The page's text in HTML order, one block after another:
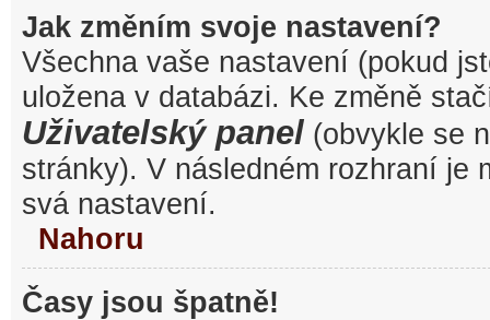
Jak změním svoje nastavení?
Všechna vaše nastavení (pokud
uložena v databázi. Ke změně
Uživatelský panel (obvykle se
stránky). V následném rozhraní je
svá nastavení.
Nahoru
Časy jsou špatně!